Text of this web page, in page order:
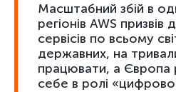
Масштабний збій в
регіонів AWS
сервісів по всьому
державних, на
працювати, а Європа
себе в ролі